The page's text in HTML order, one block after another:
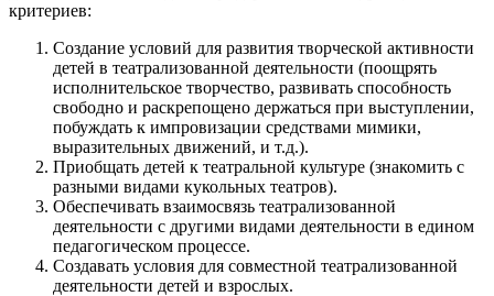
критериев:
Создание условий для развития творческой активности
детей в театрализованной деятельности (поощрять
исполнительское творчество, развивать способность
свободно и раскрепощено держаться при выступлении,
побуждать к импровизации средствами мимики,
выразительных движений, и т.д.).
Приобщать детей к театральной культуре (знакомить с
разными видами кукольных театров).
Обеспечивать взаимосвязь театрализованной
деятельности с другими видами деятельности в едином
педагогическом процессе.
Создавать условия для совместной театрализованной
деятельности детей и взрослых.